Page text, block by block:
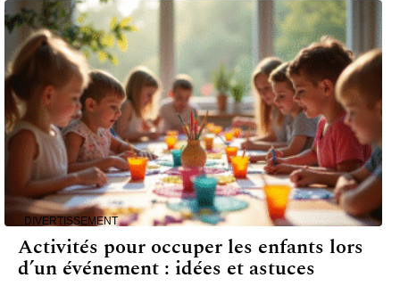
DIVERTISSEMENT
Activités pour occuper les enfants lors
d’un événement : idées et astuces